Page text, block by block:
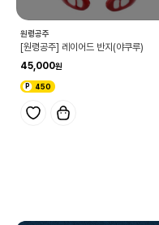
원령공주
[원령공주] 레이어드 반지(야쿠루)
45,000
450